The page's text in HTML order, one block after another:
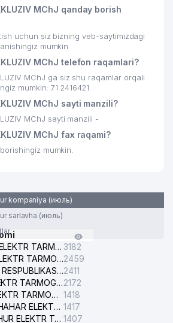
TUMANI
491 м
MChJ 496 м
TV-STUDIYA
EKSPERTIZA VA
MChJ
545 м
MChJ
MChJ
MChJ
MChJ
DAVLAT YURIDIK
QOSHIDAGI
LITSEYI
QK MChJ
MChJ qanday borish
uchun siz bizning veb-saytimizdagi
mumkin
MChJ telefon raqamlari?
MChJ ga siz shu raqamlar orqali
mumkin: 71 2416421
MChJ sayti manzili?
MChJ sayti manzili -
MChJ fax raqami?
mumkin.
kompaniya (июль)
sarlavha (июль)
YASHNOBOD ELEKTR TARMOG'I NOSOZLIKLARI XIZMATI 3182
CHILONZOR ELEKTR TARMOG'I NOSOZLIK XIZMATI2459
O'ZBEKISTON RESPUBLIKASI BOSH PROKURATURASI ISHONCH TELEFONI2411
OLMAZOR ELEKTR TARMOG'I NOSOZLIKLARI XIZMATI2172
UCH-TEPA ELEKTR TARMOG'I NOSOZLIKLARI XIZMATI 1418
TOSHKENT SHAHAR ELEKTR TARMOQLARI KORXONASI AJ 1417
SHAYXONTOHUR ELEKTR TARMOG'I NOSOZLIKLARINI TUZATISH XIZMATI 1407